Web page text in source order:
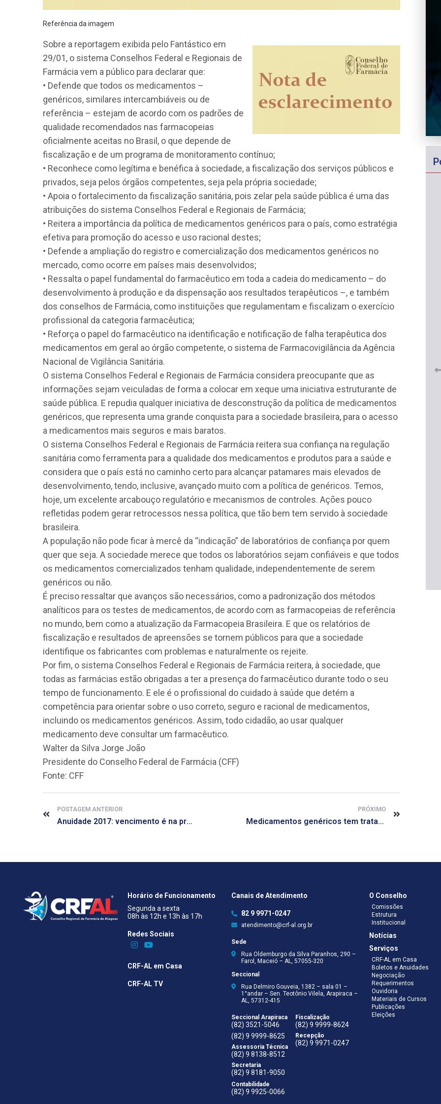
Referência da imagem
Sobre a reportagem exibida pelo Fantástico em
29/01, o sistema Conselhos Federal e Regionais de
Farmácia vem a público para declarar que:
• Defende que todos os medicamentos –
genéricos, similares intercambiáveis ou de
referência – estejam de acordo com os padrões de
qualidade recomendados nas farmacopeias
oficialmente aceitas no Brasil, o que depende de
fiscalização e de um programa de monitoramento contínuo;
• Reconhece como legítima e benéfica à sociedade, a fiscalização dos serviços públicos e
privados, seja pelos órgãos competentes, seja pela própria sociedade;
• Apoia o fortalecimento da fiscalização sanitária, pois zelar pela saúde pública é uma das
atribuições do sistema Conselhos Federal e Regionais de Farmácia;
• Reitera a importância da política de medicamentos genéricos para o país, como estratégia
efetiva para promoção do acesso e uso racional destes;
• Defende a ampliação do registro e comercialização dos medicamentos genéricos no
mercado, como ocorre em países mais desenvolvidos;
• Ressalta o papel fundamental do farmacêutico em toda a cadeia do medicamento – do
desenvolvimento à produção e da dispensação aos resultados terapêuticos –, e também
dos conselhos de Farmácia, como instituições que regulamentam e fiscalizam o exercício
profissional da categoria farmacêutica;
• Reforça o papel do farmacêutico na identificação e notificação de falha terapêutica dos
medicamentos em geral ao órgão competente, o sistema de Farmacovigilância da Agência
Nacional de Vigilância Sanitária.
O sistema Conselhos Federal e Regionais de Farmácia considera preocupante que as
informações sejam veiculadas de forma a colocar em xeque uma iniciativa estruturante de
saúde pública. E repudia qualquer iniciativa de desconstrução da política de medicamentos
genéricos, que representa uma grande conquista para a sociedade brasileira, para o acesso
a medicamentos mais seguros e mais baratos.
O sistema Conselhos Federal e Regionais de Farmácia reitera sua confiança na regulação
sanitária como ferramenta para a qualidade dos medicamentos e produtos para a saúde e
considera que o país está no caminho certo para alcançar patamares mais elevados de
desenvolvimento, tendo, inclusive, avançado muito com a política de genéricos. Temos,
hoje, um excelente arcabouço regulatório e mecanismos de controles. Ações pouco
refletidas podem gerar retrocessos nessa política, que tão bem tem servido à sociedade
brasileira.
A população não pode ficar à mercê da “indicação” de laboratórios de confiança por quem
quer que seja. A sociedade merece que todos os laboratórios sejam confiáveis e que todos
os medicamentos comercializados tenham qualidade, independentemente de serem
genéricos ou não.
É preciso ressaltar que avanços são necessários, como a padronização dos métodos
analíticos para os testes de medicamentos, de acordo com as farmacopeias de referência
no mundo, bem como a atualização da Farmacopeia Brasileira. E que os relatórios de
fiscalização e resultados de apreensões se tornem públicos para que a sociedade
identifique os fabricantes com problemas e naturalmente os rejeite.
Por fim, o sistema Conselhos Federal e Regionais de Farmácia reitera, à sociedade, que
todas as farmácias estão obrigadas a ter a presença do farmacêutico durante todo o seu
tempo de funcionamento. E ele é o profissional do cuidado à saúde que detém a
competência para orientar sobre o uso correto, seguro e racional de medicamentos,
incluindo os medicamentos genéricos. Assim, todo cidadão, ao usar qualquer
medicamento deve consultar um farmacêutico.
Walter da Silva Jorge João
Presidente do Conselho Federal de Farmácia (CFF)
Fonte: CFF
POSTAGEM ANTERIOR
Anuidade 2017: vencimento é na próxima terça-feira, 31
PRÓXIMO
Medicamentos genéricos tem tratamento eficaz, garante presidente em exercício do CRF-AL, Robert Nicácio
CRF-AL reforça importância do
farmacêutico em nova resolução
da Anvisa sobre medicamentos à
base de Cannabis
29 de janeiro de 2026
do acesso gratuito à Academia
Virtual de Farmácia
Horário de Funcionamento
Segunda a sexta
08h às 12h e 13h às 17h
Redes Sociais​
CRF-AL em Casa
CRF-AL TV
Canais de Atendimento
82 9 9971-0247
atendimento@crf-al.org.br
Sede
Rua Oldemburgo da Silva Paranhos, 290 –
Farol, Maceió – AL, 57055-320
Seccional
Rua Delmiro Gouveia, 1382 – sala 01 –
1°andar – Sen. Teotônio Vilela, Arapiraca –
AL, 57312-415
Seccional Arapiraca
(82) 3521-5046
(82) 9 9999-8625
Assessoria Técnica
(82) 9 8138-8512
Secretaria
(82) 9 8181-9050
Contabilidade
(82) 9 9925-0066
Fiscalização
(82) 9 9999-8624
Recepção
(82) 9 9971-0247
O Conselho
Comissões
Estrutura
Institucional
Notícias
Serviços
CRF-AL em Casa
Boletos e Anuidades
Negociação
Requerimentos
Ouvidoria
Materiais de Cursos
Publicações
Eleições